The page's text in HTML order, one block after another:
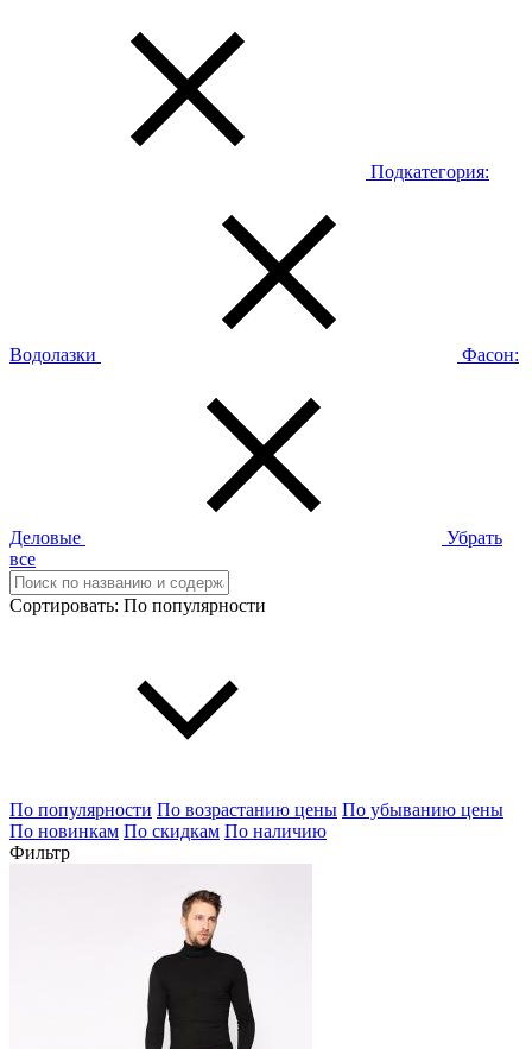
Подкатегория:
Водолазки Фасон:
Деловые
Убрать
все
Сортировать: По популярности
По популярности По возрастанию цены По убыванию цены
По новинкам По скидкам По наличию
Фильтр